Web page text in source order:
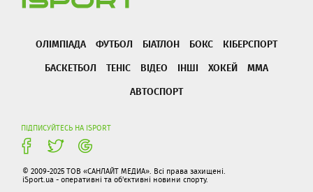
ОЛІМПІАДА ФУТБОЛ БІАТЛОН БОКС
КІБЕРСПОРТ
БАСКЕТБОЛ
ТЕНІС ВІДЕО ІНШІ ХОКЕЙ
ММА
АВТОСПОРТ
ПІДПИСУЙТЕСЬ НА ISPORT
© 2009-2025 ТОВ «САНЛАЙТ МЕДИА». Всі права захищені.
iSport.ua - оперативні та об'єктивні новини спорту.